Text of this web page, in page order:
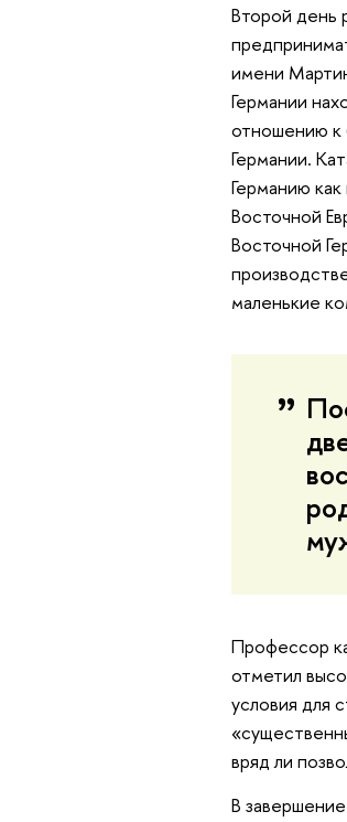
Второй день
имени
Германии
отношению к
Германии.
Германию
Восточной
Восточной
маленькие
Профессор
отметил
условия для
вряд ли
В